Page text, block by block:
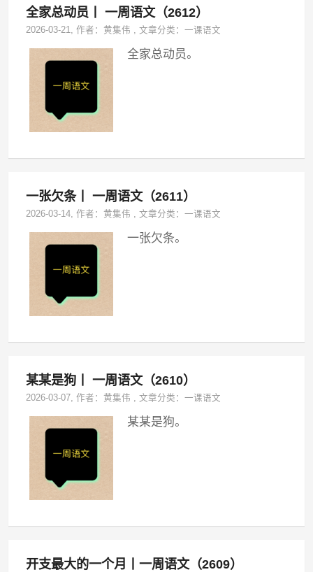
全家总动员丨 一周语文（2612）
2026-03-21, 作者：黄集伟 ,文章分类：一课语文
全家总动员。
一张欠条丨 一周语文（2611）
2026-03-14, 作者：黄集伟 ,文章分类：一课语文
一张欠条。
某某是狗丨 一周语文（2610）
2026-03-07, 作者：黄集伟 ,文章分类：一课语文
某某是狗。
开支最大的一个月丨一周语文（2609）